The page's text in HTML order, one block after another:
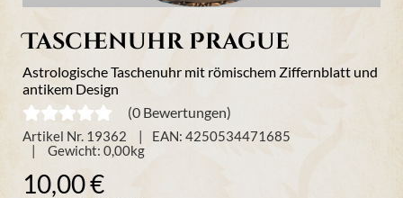
Taschenuhr Prague
Astrologische Taschenuhr mit römischem Ziffernblatt und
antikem Design
(0 Bewertungen)
Artikel Nr. 19362
EAN: 4250534471685
Gewicht: 0,00kg
10,00 €